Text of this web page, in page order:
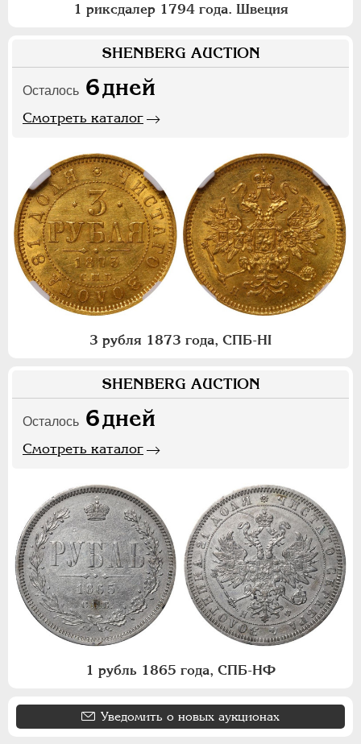
1 риксдалер 1794 года. Швеция
SHENBERG AUCTION
Осталось 6дней
Смотреть каталог
3 рубля 1873 года, СПБ-НI
SHENBERG AUCTION
Осталось 6дней
Смотреть каталог
1 рубль 1865 года, СПБ-НФ
Уведомить о новых аукционах